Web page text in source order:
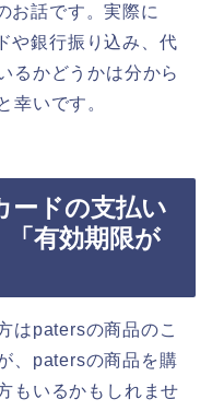
お話です。実際に
や銀行振り込み、代
るかどうかは分から
幸いです。
ードの支払い
有効期限が
はpatersの商品のこ
、patersの商品を購
もいるかもしれませ